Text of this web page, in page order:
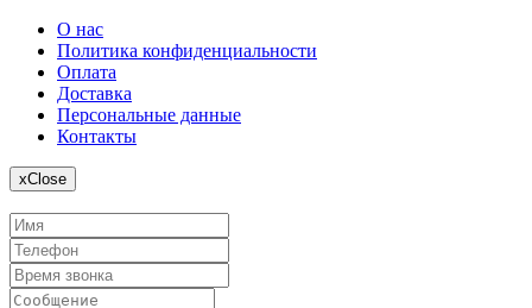
О нас
Политика конфиденциальности
Оплата
Доставка
Персональные данные
Контакты
xClose